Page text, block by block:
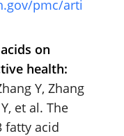
pmc/arti
on
health:
Y, Zhang
et al. The
fatty acid